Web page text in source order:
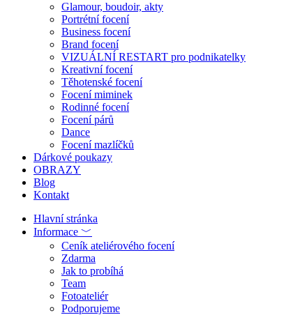
Glamour, boudoir, akty
Portrétní focení
Business focení
Brand focení
VIZUÁLNÍ RESTART pro podnikatelky
Kreativní focení
Těhotenské focení
Focení miminek
Rodinné focení
Focení párů
Dance
Focení mazlíčků
Dárkové poukazy
OBRAZY
Blog
Kontakt
Hlavní stránka
Informace ﹀
Ceník ateliérového focení
Zdarma
Jak to probíhá
Team
Fotoateliér
Podporujeme